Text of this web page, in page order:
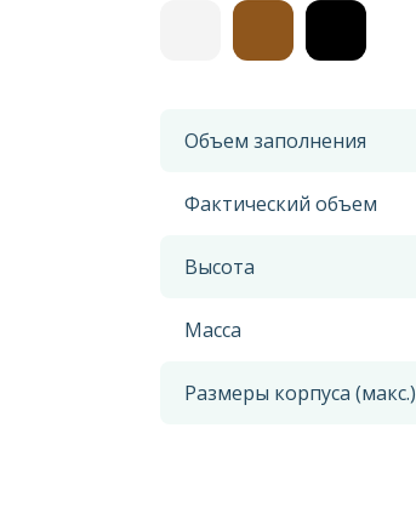
Объем заполнения
Фактический объем
Высота
Масса
Размеры корпуса (макс.)